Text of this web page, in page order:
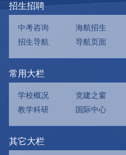
招生招聘
中考咨询 海航招生
招生导航
导航页面
常用大栏
学校概况 党建之窗
教学科研
国际中心
其它大栏